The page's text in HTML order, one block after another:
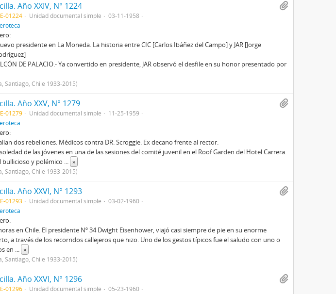
Año XXIV, N° 1224
01224 Unidad documental simple
03-11-1958
presidente en La Moneda. La historia entre CIC [Carlos Ibáñez del Campo] y JAR [Jorge
DE PALACIO.- Ya convertido en presidente, JAR observó el desfile en su honor presentado por
Santiago, Chile 1933-2015)
Año XXV, N° 1279
01279 Unidad documental simple
11-25-1959
dos rebeliones. Médicos contra DR. Scroggie. Ex decano frente al rector.
de las jóvenes en una de las sesiones del comité juvenil en el Roof Garden del Hotel Carrera.
bullicioso y polémico ... »
Santiago, Chile 1933-2015)
Año XXVI, N° 1293
01293 Unidad documental simple
03-02-1960
en Chile. El presidente Nº 34 Dwight Eisenhower, viajó casi siempre de pie en su enorme
a través de los recorridos callejeros que hizo. Uno de los gestos típicos fue el saludo con uno o
en ... »
Santiago, Chile 1933-2015)
Año XXVI, N° 1296
01296 Unidad documental simple
05-23-1960